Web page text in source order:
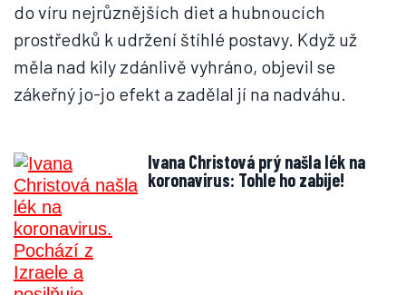
do víru nejrůznějších diet a hubnoucích
prostředků k udržení štíhlé postavy. Když už
měla nad kily zdánlivě vyhráno, objevil se
zákeřný jo-jo efekt a zadělal jí na nadváhu.
Ivana Christová prý našla lék na
koronavirus: Tohle ho zabije!